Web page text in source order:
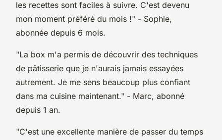
les recettes sont faciles à suivre. C'est devenu
mon moment préféré du mois !" - Sophie,
abonnée depuis 6 mois.
"La box m'a permis de découvrir des techniques
de pâtisserie que je n'aurais jamais essayées
autrement. Je me sens beaucoup plus confiant
dans ma cuisine maintenant." - Marc, abonné
depuis 1 an.
"C'est une excellente manière de passer du temps